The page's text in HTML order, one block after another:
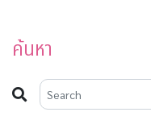
ค้นหา